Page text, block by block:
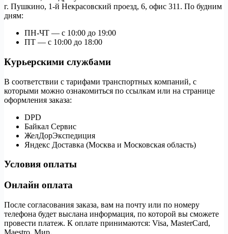
г. Пушкино, 1-й Некрасовский проезд, 6, офис 311. По будним
дням:
ПН-ЧТ — с 10:00 до 19:00
ПТ — с 10:00 до 18:00
Курьерскими службами
В соответствии с тарифами транспортных компаний, с
которыми можно ознакомиться по ссылкам или на странице
оформления заказа:
DPD
Байкал Сервис
ЖелДорЭкспедиция
Яндекс Доставка (Москва и Московская область)
Условия оплаты
Онлайн оплата
После согласования заказа, вам на почту или по номеру
телефона будет выслана информация, по которой вы сможете
провести платеж. К оплате принимаются: Visa, MasterCard,
Maestro, Мир.